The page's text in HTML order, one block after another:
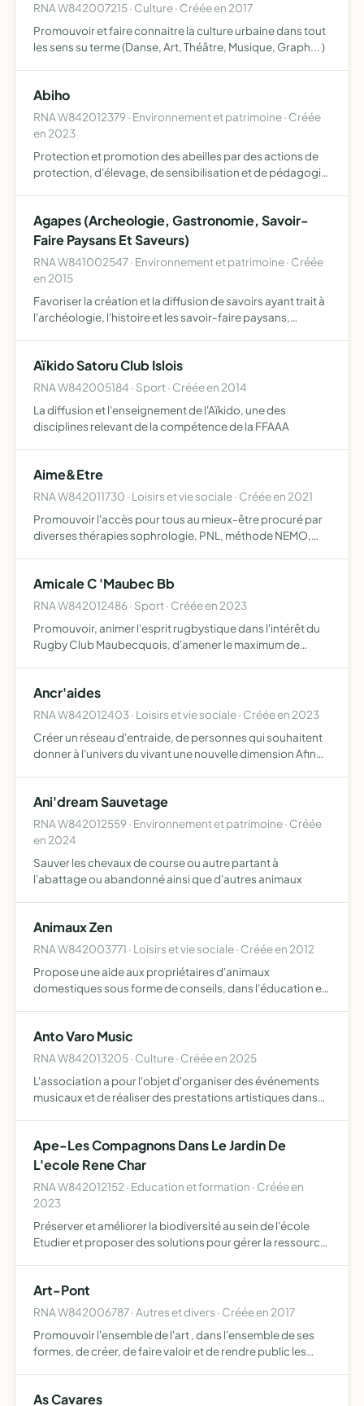
RNA W842007215 · Culture · Créée en 2017
Promouvoir et faire connaitre la culture urbaine dans tout
les sens su terme (Danse, Art, Théâtre, Musique, Graph... )
Abiho
RNA W842012379 · Environnement et patrimoine · Créée
en 2023
Protection et promotion des abeilles par des actions de
protection, d'élevage, de sensibilisation et de pédagogie
Agapes (Archeologie, Gastronomie, Savoir-
Faire Paysans Et Saveurs)
RNA W841002547 · Environnement et patrimoine · Créée
en 2015
Favoriser la création et la diffusion de savoirs ayant trait à
l'archéologie, l'histoire et les savoir-faire paysans,
Aïkido Satoru Club Islois
RNA W842005184 · Sport · Créée en 2014
La diffusion et l'enseignement de l'Aïkido, une des
disciplines relevant de la compétence de la FFAAA
Aime&Etre
RNA W842011730 · Loisirs et vie sociale · Créée en 2021
Promouvoir l'accès pour tous au mieux-être procuré par
diverses thérapies sophrologie, PNL, méthode NEMO,
des ateliers c…
Amicale C 'Maubec Bb
RNA W842012486 · Sport · Créée en 2023
Promouvoir, animer l'esprit rugbystique dans l'intérêt du
Rugby Club Maubecquois, d'amener le maximum de
de f…
Ancr'aides
RNA W842012403 · Loisirs et vie sociale · Créée en 2023
Créer un réseau d'entraide, de personnes qui souhaitent
donner à l'univers du vivant une nouvelle dimension Afin
Ani'dream Sauvetage
RNA W842012559 · Environnement et patrimoine · Créée
en 2024
Sauver les chevaux de course ou autre partant à
l'abattage ou abandonné ainsi que d'autres animaux
Animaux Zen
RNA W842003771 · Loisirs et vie sociale · Créée en 2012
Propose une aide aux propriétaires d'animaux
domestiques sous forme de conseils, dans l'éducation et
Anto Varo Music
RNA W842013205 · Culture · Créée en 2025
L'association a pour l'objet d'organiser des événements
musicaux et de réaliser des prestations artistiques dans
Ape-Les Compagnons Dans Le Jardin De
L'ecole Rene Char
RNA W842012152 · Education et formation · Créée en
2023
Préserver et améliorer la biodiversité au sein de l'école
Etudier et proposer des solutions pour gérer la ressource
Art-Pont
RNA W842006787 · Autres et divers · Créée en 2017
Promouvoir l'ensemble de l'art , dans l'ensemble de ses
formes, de créer, de faire valoir et de rendre public les
As Cavares